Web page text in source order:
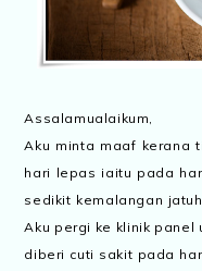
Assalamualaikum,
Aku minta maaf kerana
hari lepas iaitu pada
sedikit kemalangan
Aku pergi ke klinik panel
diberi cuti sakit pada